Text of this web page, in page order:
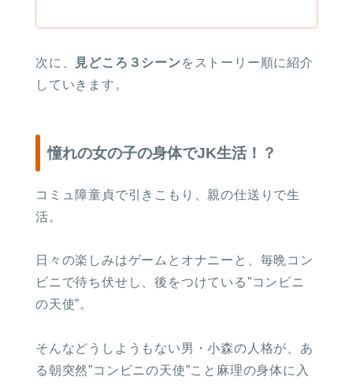
次に、 見どころ３シーンをストーリー順に紹介
していきます。
憧れの女の子の身体でJK生活！？
コミュ障童貞で引きこもり、親の仕送りで生
活。
日々の楽しみはゲームとオナニーと、毎晩コン
ビニで待ち伏せし、後をつけている”コンビニ
の天使”。
そんなどうしようもない男・小森の人格が、あ
る朝突然”コンビニの天使”こと麻理の身体に入